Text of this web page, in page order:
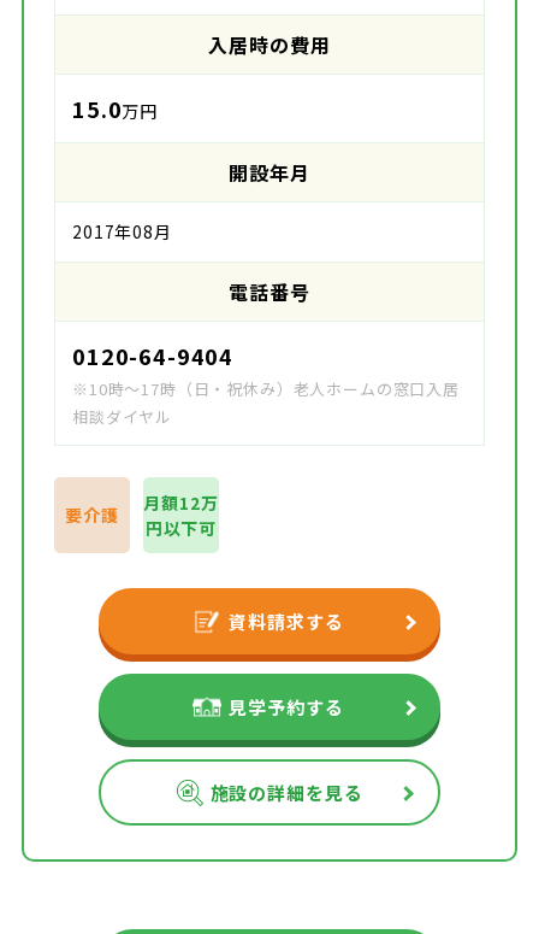
入居時の費用
15.0万円
開設年月
2017年08月
電話番号
0120-64-9404
※10時～17時（日・祝休み）老人ホームの窓口入居
相談ダイヤル
要介護
月額12万
円以下可
資料請求する
見学予約する
施設の詳細を見る